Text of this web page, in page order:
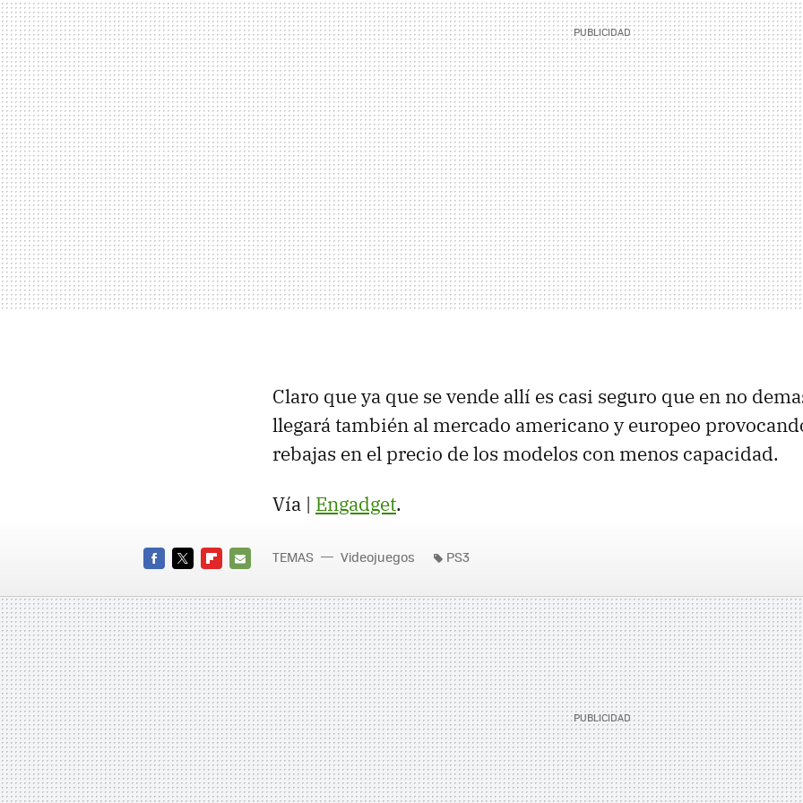
Claro que ya que se vende allí es casi seguro que en no
llegará también al mercado americano y europeo
rebajas en el precio de los modelos con menos capacidad.
Vía | Engadget.
MAIL
TEMAS Videojuegos PS3